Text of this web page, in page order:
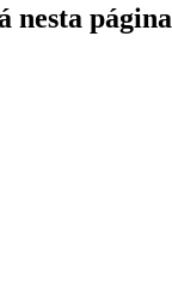
nesta página